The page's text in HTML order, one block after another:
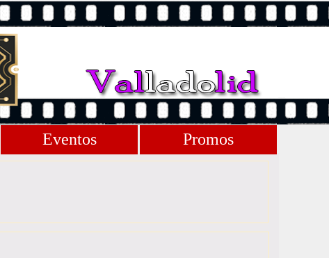
Eventos Promos